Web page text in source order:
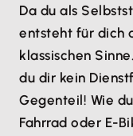
Da du als
entsteht für dich
klassischen
du dir kein
Gegenteil! Wie
Fahrrad oder E-